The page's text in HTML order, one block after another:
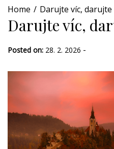
Home Darujte víc,
Darujte víc,
Posted on: 28. 2. 2026 -